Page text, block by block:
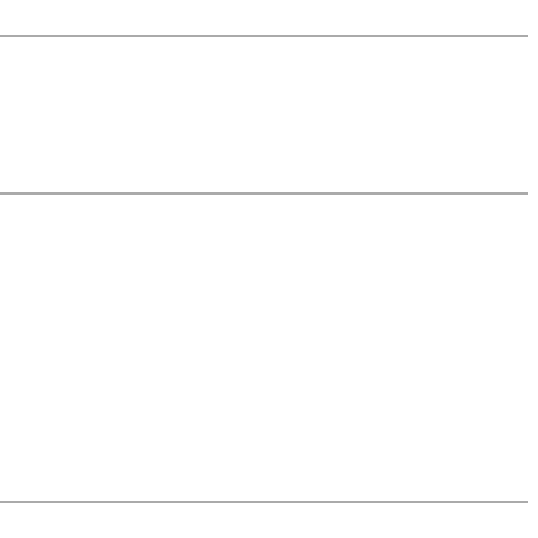
Überraschungswaffe geliefert, die erst vor zwei Jahren in die
wir mit 3... Sf6, desweiteren beleuchten wir auf dieser DVD
(also on mistakes) and further explanations.
(initial position - final position).